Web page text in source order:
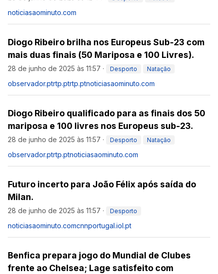
noticiasaominuto.com
Diogo Ribeiro brilha nos Europeus Sub-23 com
mais duas finais (50 Mariposa e 100 Livres).
28 de junho de 2025 às 11:57 · Desporto Natação
observador.ptrtp.ptrtp.ptnoticiasaominuto.com
Diogo Ribeiro qualificado para as finais dos 50
mariposa e 100 livres nos Europeus sub-23.
28 de junho de 2025 às 11:57 · Desporto Natação
observador.ptrtp.ptnoticiasaominuto.com
Futuro incerto para João Félix após saída do
Milan.
28 de junho de 2025 às 11:57 · Desporto
noticiasaominuto.comcnnportugal.iol.pt
Benfica prepara jogo do Mundial de Clubes
frente ao Chelsea; Lage satisfeito com